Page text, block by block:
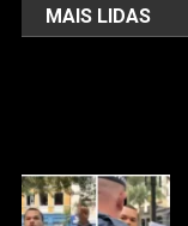
MAIS LIDAS